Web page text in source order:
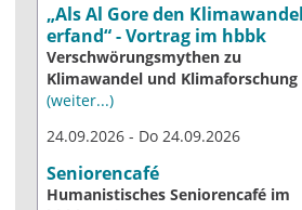
„Als Al Gore den Klimawandel
erfand“ - Vortrag im hbbk
Verschwörungsmythen zu
Klimawandel und Klimaforschung
(weiter...)
24.09.2026 - Do 24.09.2026
Seniorencafé
Humanistisches Seniorencafé im